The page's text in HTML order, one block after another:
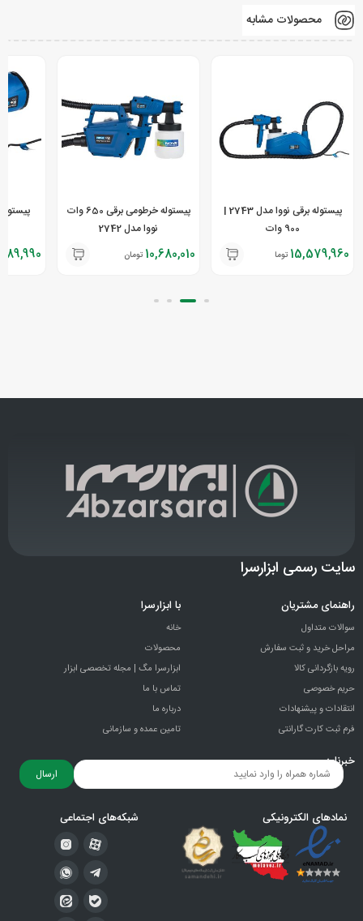
محصولات مشابه
پیستوله برقی نووا مدل 2743 |
900 وات
15,579,960 تومان
پیستوله خرطومی برقی 650 وات
نووا مدل 2742
10,680,010 تومان
سایت رسمی ابزارسرا
راهنمای مشتریان
سوالات متداول
مراحل خرید و ثبت سفارش
رویه بازگردانی کالا
حریم خصوصی
انتقادات و پيشنهادات
فرم ثبت کارت گارانتی
با ابزارسرا
خانه
محصولات
ابزارسرا مگ | مجله تخصصی ابزار
تماس با ما
درباره ما
تامین عمده و سازمانی
خبرنامه
ارسال
نمادهای الکترونیکی شبکه‌های اجتماعی